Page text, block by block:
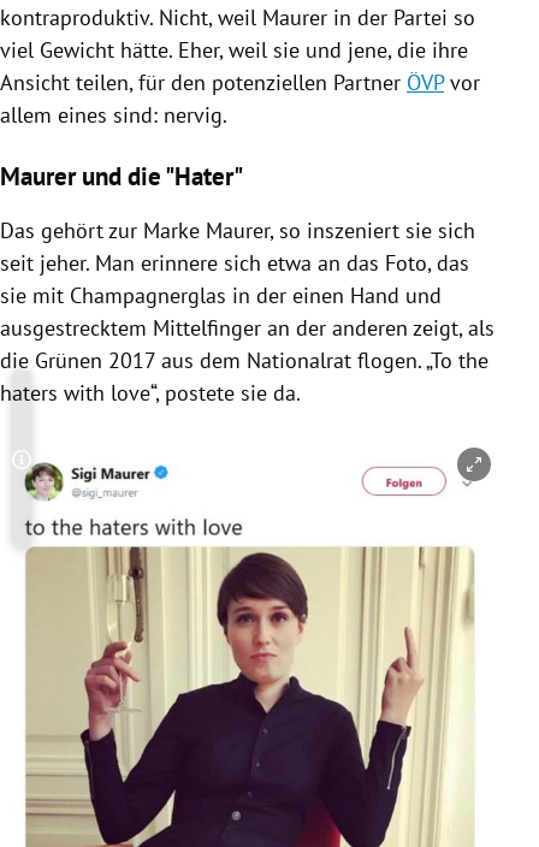
kontraproduktiv. Nicht, weil Maurer in der Partei so
viel Gewicht hätte. Eher, weil sie und jene, die ihre
Ansicht teilen, für den potenziellen Partner ÖVPvor
allem eines sind: nervig.
Maurer und die "Hater"
Das gehört zur Marke Maurer, so inszeniert sie sich
seit jeher. Man erinnere sich etwa an das Foto, das
sie mit Champagnerglas in der einen Hand und
ausgestrecktem Mittelfinger an der anderen zeigt, als
die Grünen 2017 aus dem Nationalrat flogen. „To the
haters with love“, postete sie da.
Copyright-Hinweis öffnen/schließen